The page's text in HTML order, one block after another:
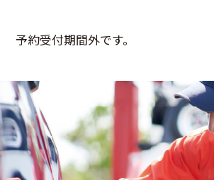
予約受付期間外です。